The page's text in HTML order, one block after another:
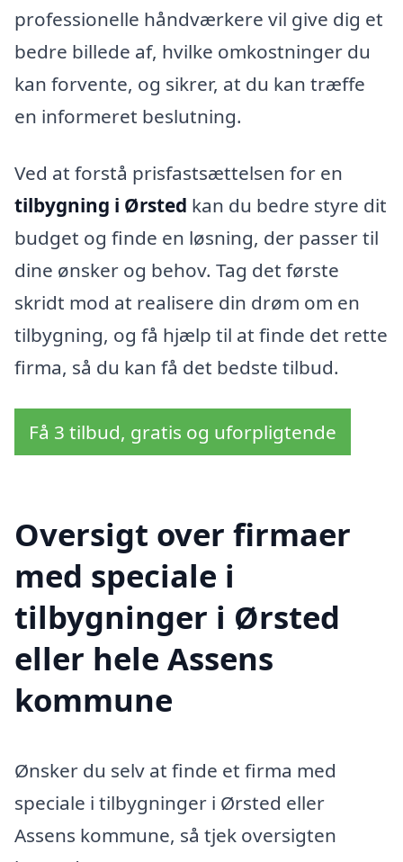
professionelle håndværkere vil give dig et
bedre billede af, hvilke omkostninger du
kan forvente, og sikrer, at du kan træffe
en informeret beslutning.
Ved at forstå prisfastsættelsen for en
tilbygning i Ørsted kan du bedre styre dit
budget og finde en løsning, der passer til
dine ønsker og behov. Tag det første
skridt mod at realisere din drøm om en
tilbygning, og få hjælp til at finde det rette
firma, så du kan få det bedste tilbud.
Få 3 tilbud, gratis og uforpligtende
Oversigt over firmaer
med speciale i
tilbygninger i Ørsted
eller hele Assens
kommune
Ønsker du selv at finde et firma med
speciale i tilbygninger i Ørsted eller
Assens kommune, så tjek oversigten